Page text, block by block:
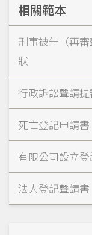
相關範本
刑事被告（再
狀
行政訴訟聲請
死亡登記申請書
有限公司設立
法人登記聲請書